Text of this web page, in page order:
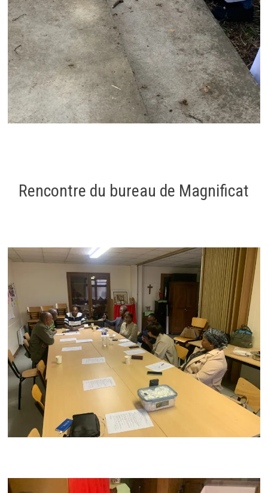
Rencontre du bureau de Magnificat